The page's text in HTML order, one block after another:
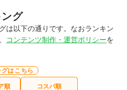
グ
は以下の通りです。なおランキン
コンテンツ制作・運営ポリシーを
はこちら
順 コスパ順